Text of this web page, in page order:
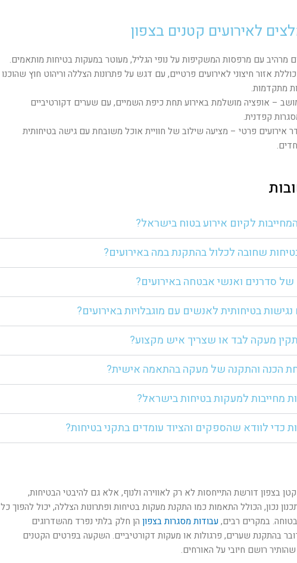
לאירועים קטנים בצפון
מרהיב עם מרפסות המשקיפות על נופי הגליל, מעוטר במעקות בטיחות מותאמים.
אזור חיצוני לאירועים פרטיים, עם דגש על פתרונות הצללה וריהוט חוץ שהוכנו
מתקדמות.
– אופציה מושלמת באירוע תחת כיפת השמיים, עם שערים דקורטיביים
קפדנית.
אירועים פרטי – מציעה שילוב של חוויית אוכל משובחת עם גישה בטיחותית
לקיום אירוע בטוח בישראל?
שחובה לכלול בהתקנת במה באירועים?
סדרנים ואנשי אבטחה באירועים?
בטיחותית לאנשים עם מוגבלויות באירועים?
מעקה לבד או שצריך איש מקצוע?
הכנה והתקנה של מעקה בהתאמה אישית?
מחייבות למעקות בטיחות בישראל?
כדי לוודא שהספקים והציוד עומדים בתקני בטיחות?
בצפון דורשת התייחסות לא רק לאווירה ולנוף, אלא גם להיבטי הבטיחות,
נכון, הכולל התאמות כמו התקנת מעקות בטיחות ופתרונות הצללה, יכול להפוך כל
במקרים רבים,עבודות מסגרות בצפון הן חלק בלתי נפרד מהשדרוגים
בהתקנת שערים, פרגולות או מעקות דקורטיביים. השקעה בפרטים הקטנים
רושם חיובי על האורחים.